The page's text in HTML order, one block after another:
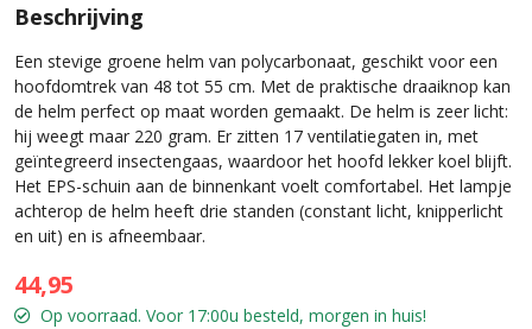
Beschrijving
Een stevige groene helm van polycarbonaat, geschikt voor een
hoofdomtrek van 48 tot 55 cm. Met de praktische draaiknop kan
de helm perfect op maat worden gemaakt. De helm is zeer licht:
hij weegt maar 220 gram. Er zitten 17 ventilatiegaten in, met
geïntegreerd insectengaas, waardoor het hoofd lekker koel blijft.
Het EPS-schuin aan de binnenkant voelt comfortabel. Het lampje
achterop de helm heeft drie standen (constant licht, knipperlicht
en uit) en is afneembaar.
44,95
Op voorraad. Voor 17:00u besteld, morgen in huis!